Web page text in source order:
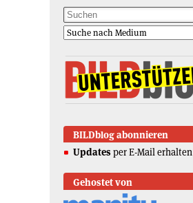
BILDblog abonnieren
Updates per E-Mail erhalten
Gehostet von